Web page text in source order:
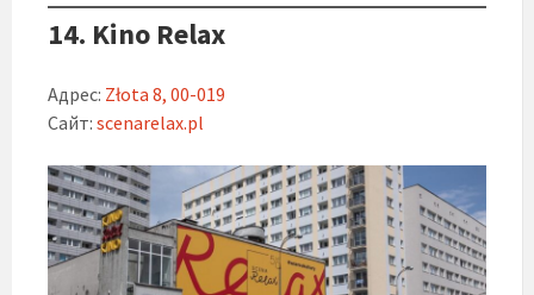
14. Kino Relax
Адрес: Złota 8, 00-019
Сайт: scenarelax.pl